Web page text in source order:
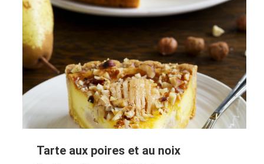
Tarte aux poires et au noix